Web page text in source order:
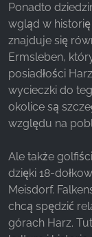
Ponadto
wgląd w
znajduje się
Ermsleben,
posiadłości
wycieczki do
okolice są
względu na
Ale także
dzięki 18-
Meisdorf.
chcą spędzić
górach Harz.
_ga,
Provider:
Google
Purpose:
witryny
Cookie